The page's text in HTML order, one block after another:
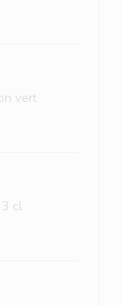
vert
cl